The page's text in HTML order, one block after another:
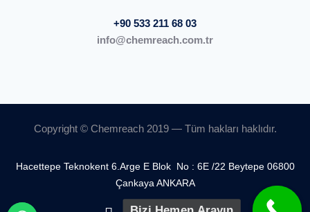
+90 533 211 68 03
info@chemreach.com.tr
Copyright © Chemreach 2019 — Tüm hakları haklıdır.
Hacettepe Teknokent 6.Arge E Blok No : 6E /22 Beytepe 06800
Çankaya ANKARA